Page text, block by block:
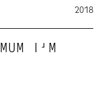
2018
I'M